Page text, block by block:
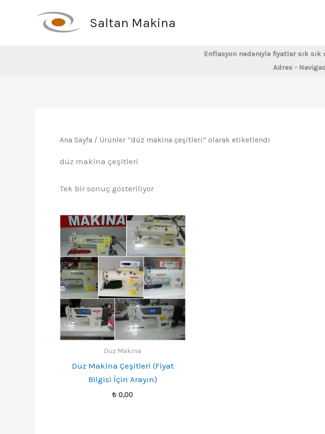
Saltan Makina
Enflasyon nedeniyle fiyatlar sık
Adres -
Ana Sayfa / Ürünler “düz makina çeşitleri” olarak etiketlendi
düz makina çeşitleri
Tek bir sonuç gösteriliyor
Düz Makina
Düz Makina Çeşitleri (Fiyat
Bilgisi İçin Arayın)
₺ 0,00